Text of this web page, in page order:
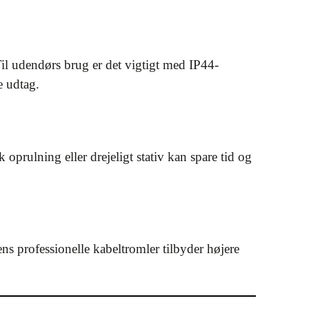
udendørs brug er det vigtigt med IP44-
udtag.
oprulning eller drejeligt stativ kan spare tid og
professionelle kabeltromler tilbyder højere